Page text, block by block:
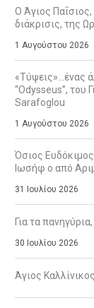
Ο Άγιος
διάκρισις, της
1 Αυγούστου 2026
«Τύψεις»…ένας
“Odysseus”, του
Sarafoglou
1 Αυγούστου 2026
Όσιος
Ιωσήφ ο από
31 Ιουλίου 2026
Για τα
30 Ιουλίου 2026
Άγιος